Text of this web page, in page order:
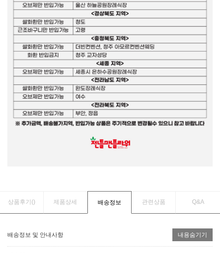
상품후기() 제품상세 배송정보 관련상품 Q&A
배송정보 및 안내사항 내용숨기기